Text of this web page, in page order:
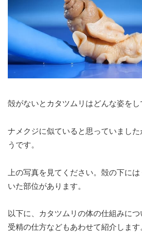
殻がないとカタツムリはどんな姿をし
ナメクジに似ていると思っていまし
うです。
上の写真を見てください。殻の下に
いた部位があります。
以下に、カタツムリの体の仕組みに
受精の仕方などもあわせて紹介します